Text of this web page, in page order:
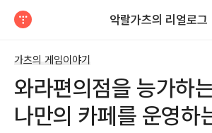
악랄가츠의 리얼로그
가츠의 게임이야기
와라편의점을 능가하
나만의 카페를 운영하